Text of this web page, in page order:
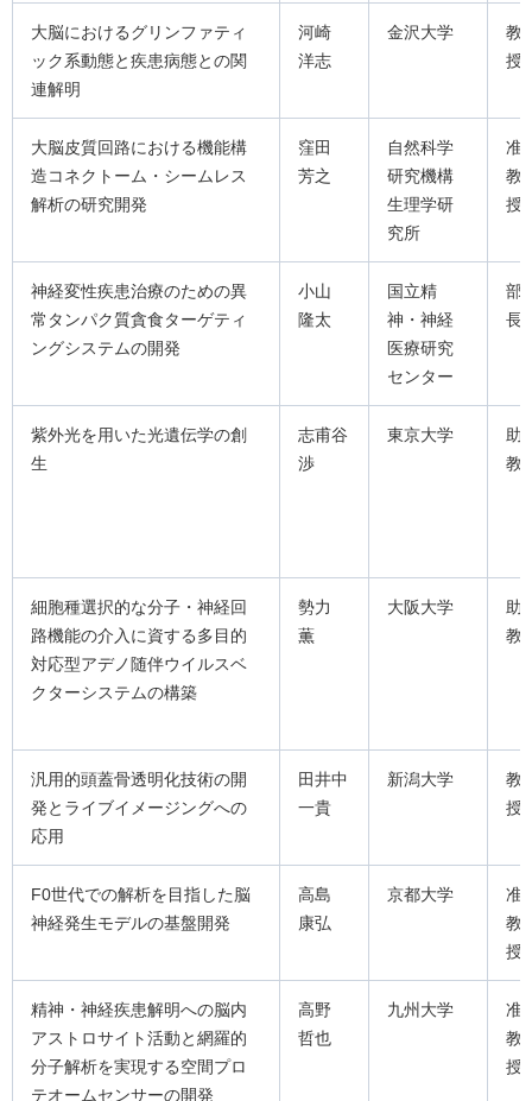
大脳におけるグリンファティ
ック系動態と疾患病態との関
連解明
河崎
洋志
金沢大学
教
授
大脳皮質回路における機能構
造コネクトーム・シームレス
解析の研究開発
窪田
芳之
自然科学
研究機構
生理学研
究所
准
教
授
神経変性疾患治療のための異
常タンパク質貪食ターゲティ
ングシステムの開発
小山
隆太
国立精
神・神経
医療研究
センター
部
長
紫外光を用いた光遺伝学の創
生
志甫谷
渉
東京大学
助
教
細胞種選択的な分子・神経回
路機能の介入に資する多目的
対応型アデノ随伴ウイルスベ
クターシステムの構築
勢力
薫
大阪大学
助
教
汎用的頭蓋骨透明化技術の開
発とライブイメージングへの
応用
田井中
一貴
新潟大学
教
授
F0世代での解析を目指した脳
神経発生モデルの基盤開発
高島
康弘
京都大学
准
教
授
精神・神経疾患解明への脳内
アストロサイト活動と網羅的
分子解析を実現する空間プロ
テオームセンサーの開発
高野
哲也
九州大学
准
教
授